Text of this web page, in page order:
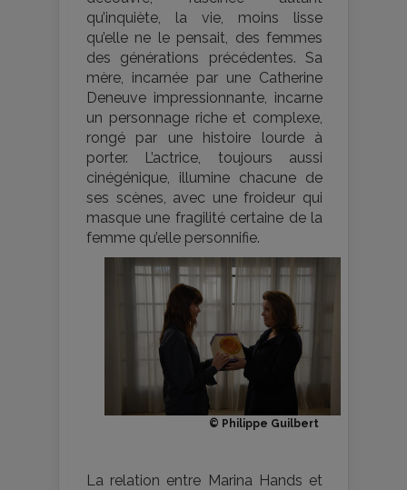
qu’inquiète, la vie, moins lisse
qu’elle ne le pensait, des femmes
des générations précédentes. Sa
mère, incarnée par une Catherine
Deneuve impressionnante, incarne
un personnage riche et complexe,
rongé par une histoire lourde à
porter. L’actrice, toujours aussi
cinégénique, illumine chacune de
ses scènes, avec une froideur qui
masque une fragilité certaine de la
femme qu’elle personnifie.
© Philippe Guilbert
La relation entre Marina Hands et